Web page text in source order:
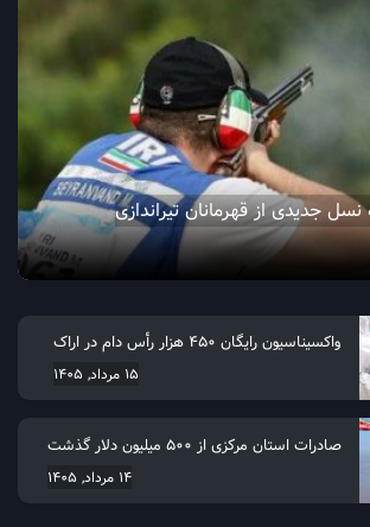
جدیدی از قهرمانان تیراندازی
واکسیناسیون رایگان ۴۵۰ هزار رأس دام در اراک
15 مرداد, 1405
صادرات استان مرکزی از 500 میلیون دلار گذشت
14 مرداد, 1405